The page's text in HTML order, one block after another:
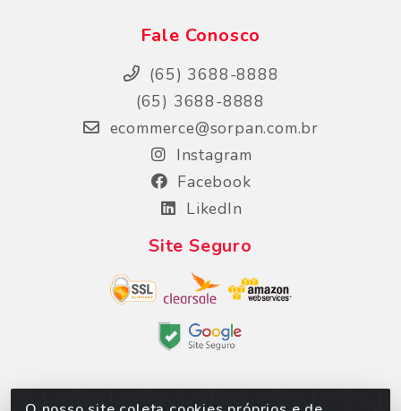
Fale Conosco
(65) 3688-8888
(65) 3688-8888
ecommerce@sorpan.com.br
Instagram
Facebook
LikedIn
Site Seguro